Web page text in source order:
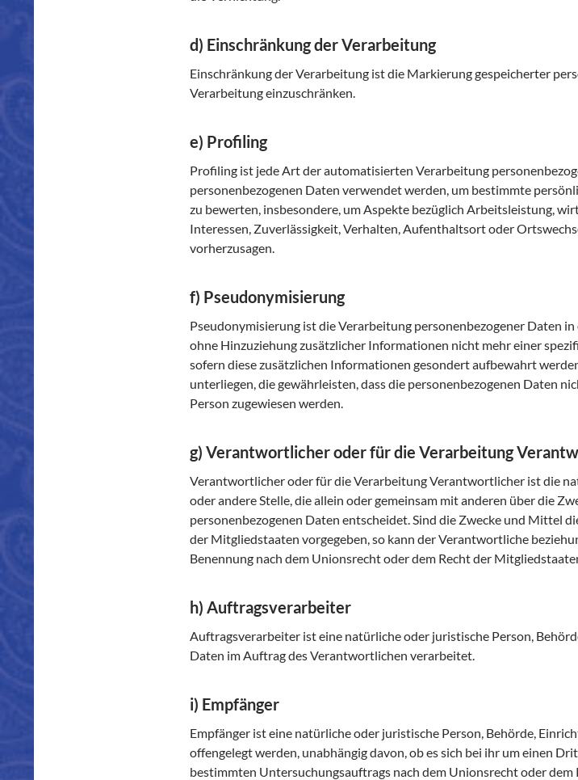
d) Einschränkung der Verarbeitung
Einschränkung der Verarbeitung ist die Markierung gespeicherter
Verarbeitung einzuschränken.
e) Profiling
Profiling ist jede Art der automatisierten Verarbeitung
personenbezogenen Daten verwendet werden, um bestimmte
zu bewerten, insbesondere, um Aspekte bezüglich Arbeitsleistung,
Interessen, Zuverlässigkeit, Verhalten, Aufenthaltsort oder
vorherzusagen.
f) Pseudonymisierung
Pseudonymisierung ist die Verarbeitung personenbezogener Daten
ohne Hinzuziehung zusätzlicher Informationen nicht mehr einer
sofern diese zusätzlichen Informationen gesondert aufbewahrt
unterliegen, die gewährleisten, dass die personenbezogenen Daten
Person zugewiesen werden.
g) Verantwortlicher oder für die Verarbeitung
Verantwortlicher oder für die Verarbeitung Verantwortlicher ist die
oder andere Stelle, die allein oder gemeinsam mit anderen über die
personenbezogenen Daten entscheidet. Sind die Zwecke und Mittel
der Mitgliedstaaten vorgegeben, so kann der Verantwortliche
Benennung nach dem Unionsrecht oder dem Recht der
h) Auftragsverarbeiter
Auftragsverarbeiter ist eine natürliche oder juristische Person,
Daten im Auftrag des Verantwortlichen verarbeitet.
i) Empfänger
Empfänger ist eine natürliche oder juristische Person, Behörde,
offengelegt werden, unabhängig davon, ob es sich bei ihr um einen
bestimmten Untersuchungsauftrags nach dem Unionsrecht oder